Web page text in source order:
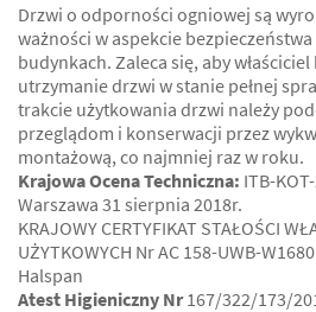
Drzwi o odporności ogniowej są
ważności w aspekcie
budynkach. Zaleca się, aby
utrzymanie drzwi w stanie pełnej
trakcie użytkowania drzwi należy
przeglądom i konserwacji przez
montażową, co najmniej raz w roku.
Krajowa Ocena Techniczna: ITB-
Warszawa 31 sierpnia 2018r.
KRAJOWY CERTYFIKAT STAŁOŚCI
UŻYTKOWYCH Nr AC 158-UWB-
Halspan
Atest Higieniczny Nr167/322/173/